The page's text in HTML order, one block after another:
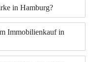
in Hamburg?
Immobilienkauf in